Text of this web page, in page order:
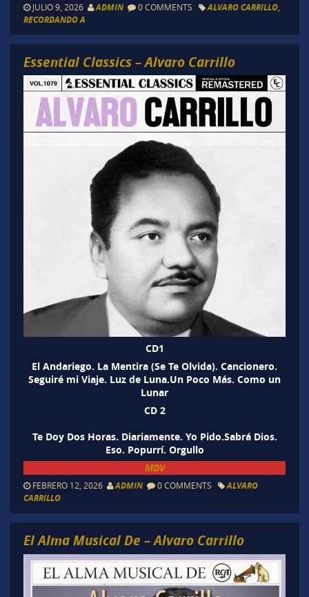
JULIO 9, 2026 ADMIN 0 COMMENTS ALVARO CARRILLO,
RECORDANDO A
Essential Classics – Alvaro Carrillo
CD1
El Andariego. La Mentira (Se Te Olvida). Cancionero.
Seguiré mi Viaje. Luz de Luna.Un Poco Más. Como un
Lunar
CD 2
Te Doy Dos Horas. Diariamente. Yo Pido.Sabrá Dios.
Eso. Popurrí. Orgullo
MDV
FEBRERO 12, 2026 ADMIN 0 COMMENTS
ALVARO
CARRILLO
El Alma Musical De – Alvaro Carrillo